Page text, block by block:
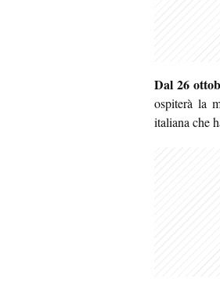
Dal 26
ospiterà la
italiana che